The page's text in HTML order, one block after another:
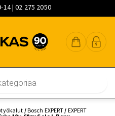
14 | 02 275 2050
/Bosch EXPERT / EXPERT